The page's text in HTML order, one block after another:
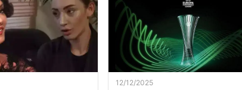
12/12/2025